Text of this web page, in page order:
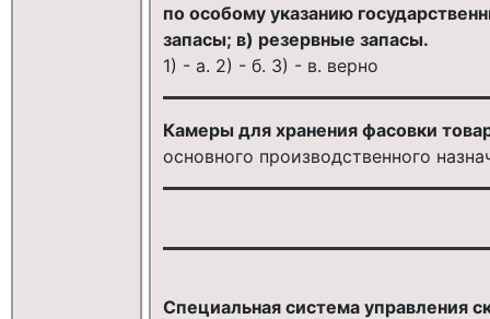
по особому указанию
запасы; в) резервные запасы.
1) - а. 2) - б. 3) - в. верно
Камеры для хранения фасовки
основного производственного
Специальная система управления